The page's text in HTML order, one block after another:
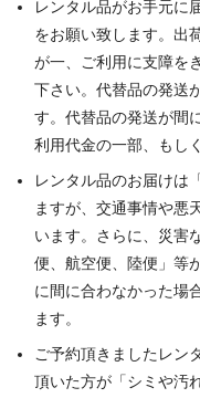
レンタル品がお手元に
をお願い致します。出
が一、ご利用に支障を
下さい。代替品の発送
す。代替品の発送が間
利用代金の一部、もし
レンタル品のお届けは
ますが、交通事情や悪
います。さらに、災害
便、航空便、陸便」等
に間に合わなかった場
ます。
ご予約頂きましたレン
頂いた方が「シミや汚